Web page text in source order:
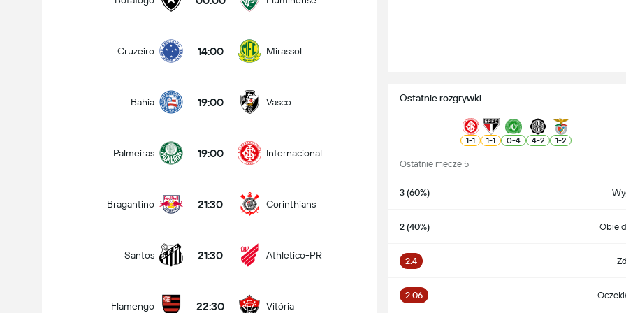
Cruzeiro 14:00 Mirassol
Bahia 19:00 Vasco
Palmeiras 19:00 Internacional
Bragantino 21:30 Corinthians
Santos 21:30 Athletico-PR
Flamengo 22:30 Vitória
Ostatnie rozgrywki
1-1 1-1 0-4 4-2 1-2
Ostatnie mecze 5
3 (60%)
2 (40%) Obie
2.4
2.06